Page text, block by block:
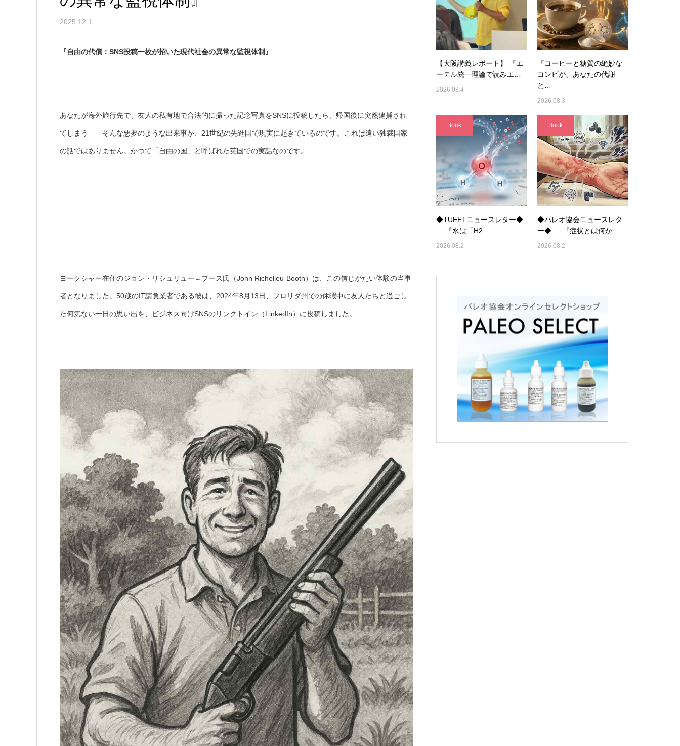
2025.12.1
『自由の代償： SNS投稿一枚が招いた現代社会の異常な監視体制』
あなたが海外旅行先で、友人の私有地で合法的に撮った記念写真をSNSに投稿したら、帰国後に突然逮捕され
てしまう――そんな悪夢のような出来事が、21世紀の先進国で現実に起きているのです。これは遠い独裁国家
の話ではありません。かつて「自由の国」と呼ばれた英国での実話なのです。
ヨークシャー在住のジョン・リシュリュー＝ブース氏（John Richelieu-Booth）は、この信じがたい体験の当事
者となりました。50歳のIT請負業者である彼は、2024年8月13日、フロリダ州での休暇中に友人たちと過ごし
た何気ない一日の思い出を、ビジネス向けSNSのリンクトイン（LinkedIn）に投稿しました。
【大阪講義レポート】 『エ
ーテル統一理論で読みエ…
2026.08.4
『コーヒーと糖質の絶妙な
コンビが、あなたの代謝
と…
2026.08.3
Book
◆TUEETニュースレター◆
『水は「H2…
2026.08.2
Book
◆パレオ協会ニュースレタ
ー◆ 『症状とは何か…
2026.08.2